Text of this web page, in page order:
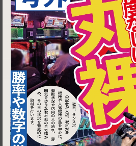
東京エリア│豊後高田どり酒場 日野駅前